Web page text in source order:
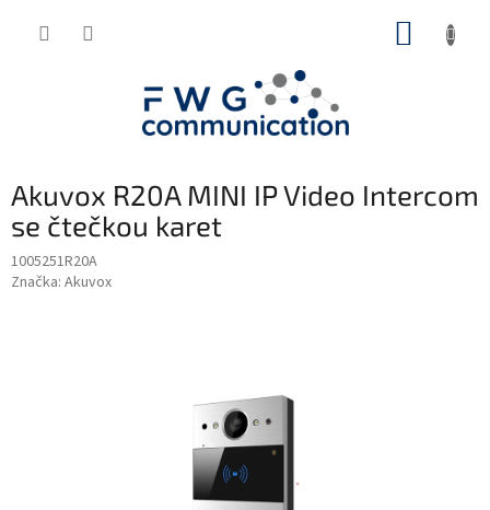
Akuvox R20A MINI IP Video Intercom
se čtečkou karet
1005251R20A
Značka: Akuvox